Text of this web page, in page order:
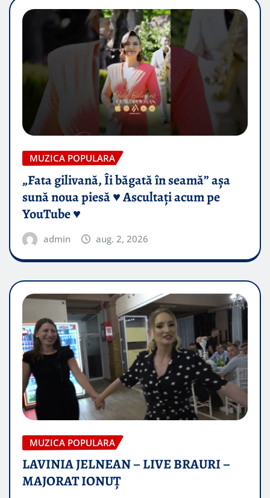
MUZICA POPULARA
„Fata gilivană, Îi băgată în seamă” așa
sună noua piesă ♥️ Ascultați acum pe
YouTube ♥️
admin aug. 2, 2026
MUZICA POPULARA
LAVINIA JELNEAN – LIVE BRAURI –
MAJORAT IONUŢ